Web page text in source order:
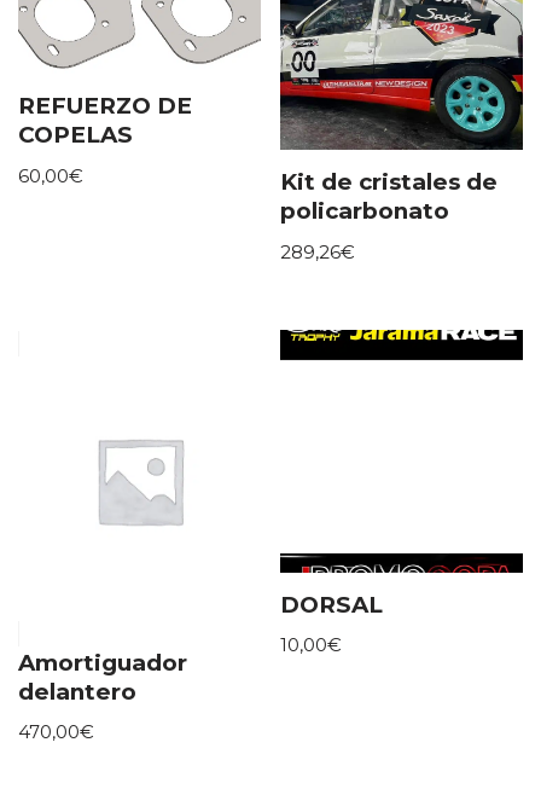
REFUERZO DE
COPELAS
60,00€
Kit de cristales de
policarbonato
289,26€
Amortiguador
delantero
470,00€
DORSAL
10,00€